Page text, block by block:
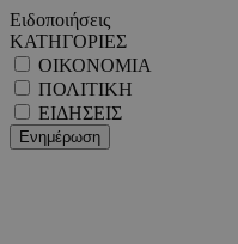
Ειδοποιήσεις
ΚΑΤΗΓΟΡΙΕΣ
ΟΙΚΟΝΟΜΙΑ
ΠΟΛΙΤΙΚΗ
ΕΙΔΗΣΕΙΣ